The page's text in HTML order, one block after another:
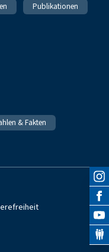
Publikationen
& Fakten